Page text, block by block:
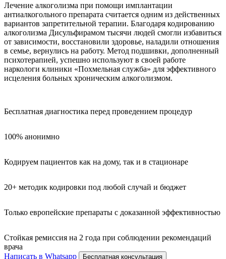
Лечение алкоголизма при помощи имплантации
антиалкогольного препарата считается одним из действенных
вариантов запретительной терапии. Благодаря кодированию
алкоголизма Дисульфирамом тысячи людей смогли избавиться
от зависимости, восстановили здоровье, наладили отношения
в семье, вернулись на работу. Метод подшивки, дополненный
психотерапией, успешно используют в своей работе
наркологи клиники «Похмельная служба» для эффективного
исцеления больных хроническим алкоголизмом.
Бесплатная диагностика перед проведением процедур
100% анонимно
Кодируем пациентов как на дому, так и в стационаре
20+ методик кодировки под любой случай и бюджет
Только европейские препараты с доказанной эффективностью
Стойкая ремиссия на 2 года при соблюдении рекомендаций
врача
Написать в Whatsapp
Бесплатная консультация